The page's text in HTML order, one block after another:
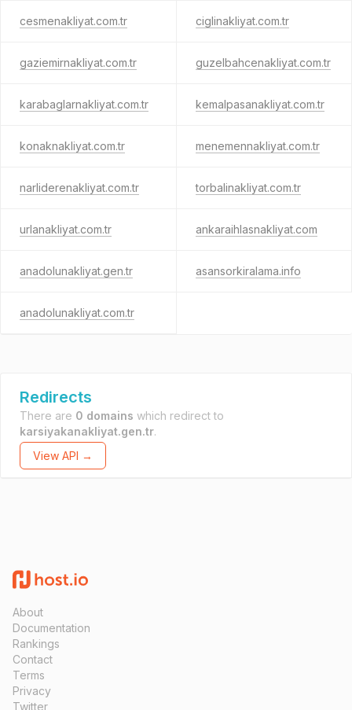
cesmenakliyat.com.tr ciglinakliyat.com.tr
gaziemirnakliyat.com.tr guzelbahcenakliyat.com.tr
karabaglarnakliyat.com.tr kemalpasanakliyat.com.tr
konaknakliyat.com.tr menemennakliyat.com.tr
narliderenakliyat.com.tr torbalinakliyat.com.tr
urlanakliyat.com.tr ankaraihlasnakliyat.com
anadolunakliyat.gen.tr asansorkiralama.info
anadolunakliyat.com.tr
Redirects
There are 0 domains which redirect to
karsiyakanakliyat.gen.tr.
View API →
About
Documentation
Rankings
Contact
Terms
Privacy
Twitter